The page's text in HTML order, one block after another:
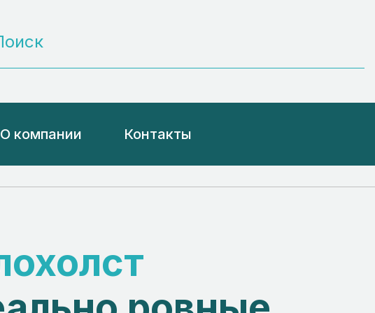
О компании Контакты